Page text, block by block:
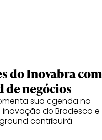
do Inovabra com
de negócios
sua agenda no
inovação do Bradesco e
contribuirá